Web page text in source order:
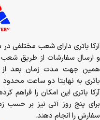
آرکا باتری دارای شعب مختلفی
و ارسال سفارشات از طریق
همین جهت مدت زمان بعد از
باتری به نهایتا دو ساعت
آرکا باتری این امکان را فراهم
برای پنج روز آتی نیز بر حسب
سفارش را انجام دهند.